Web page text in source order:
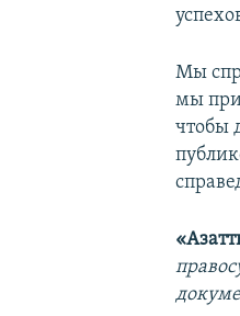
Мы
мы
чтобы